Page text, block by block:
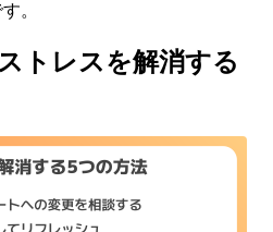
。
トレスを解消する